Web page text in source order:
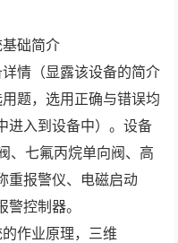
础简介
情（显露该设备的简介
题，选用正确与错误均
进入到设备中）。设备
、七氟丙烷单向阀、高
重报警仪、电磁启动
控制器。
作业原理，三维